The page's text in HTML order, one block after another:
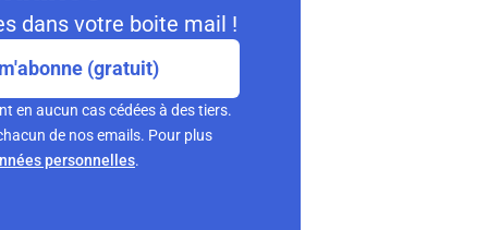
dans votre boite mail !
(gratuit)
en aucun cas cédées à des tiers.
de nos emails. Pour plus
personnelles.